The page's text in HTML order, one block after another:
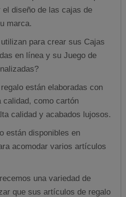
diseño de las cajas de
marca.
para crear sus Cajas
en línea y su Juego de
están elaboradas con
calidad, como cartón
calidad y acabados lujosos.
están disponibles en
acomodar varios artículos
una variedad de
que sus artículos de regalo